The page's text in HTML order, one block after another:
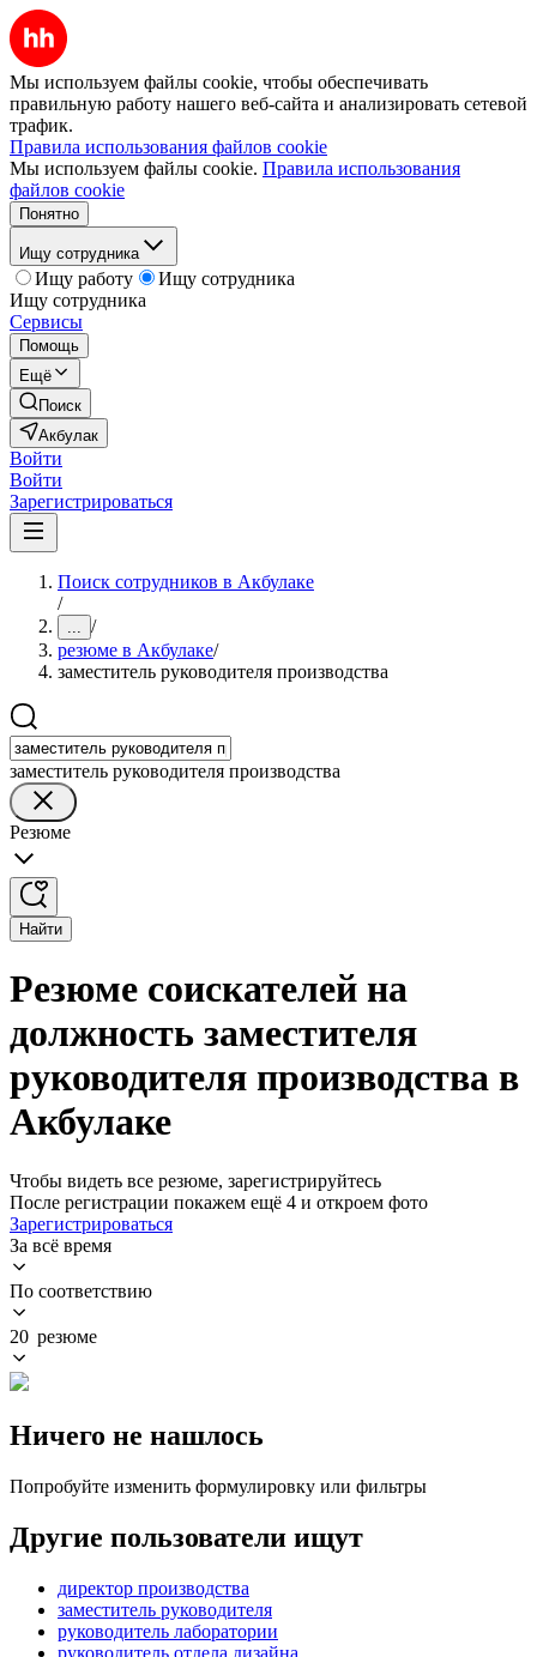
Мы используем файлы cookie, чтобы обеспечивать
правильную работу нашего веб-сайта и анализировать сетевой
трафик.
Правила использования файлов cookie
Мы используем файлы cookie. Правила использования
файлов cookie
Понятно
Ищу сотрудника
Ищу работу
Ищу сотрудника
Ищу сотрудника
Сервисы
Помощь
Ещё
Поиск
Акбулак
Войти
Войти
Зарегистрироваться
Поиск сотрудников в Акбулаке
/
... /
резюме в Акбулаке/
заместитель руководителя производства
заместитель руководителя производства
Резюме
Найти
Резюме соискателей на
должность заместителя
руководителя производства в
Акбулаке
Чтобы видеть все резюме, зарегистрируйтесь
После регистрации покажем ещё 4 и откроем фото
Зарегистрироваться
За всё время
По соответствию
20 резюме
Ничего не нашлось
Попробуйте изменить формулировку или фильтры
Другие пользователи ищут
директор производства
заместитель руководителя
руководитель лаборатории
руководитель отдела дизайна